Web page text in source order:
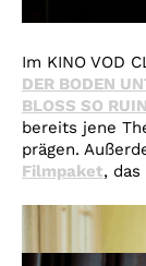
Im KINO VOD
DER BODEN
BLOSS SO
bereits jene
prägen.
Filmpaket,